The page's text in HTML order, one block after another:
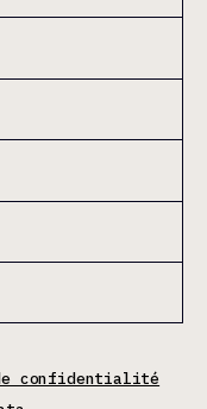
confidentialité